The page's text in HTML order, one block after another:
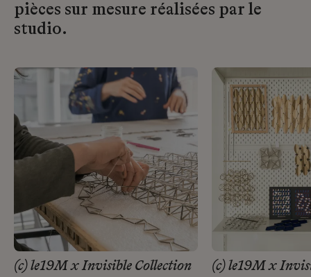
pièces sur mesure réalisées par le
studio.
(c) le19M x Invisible Collection (c) le19M x